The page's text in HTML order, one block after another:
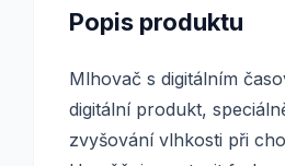
Popis produktu
Mlhovač s digitálním
digitální produkt,
zvyšování vlhkosti při